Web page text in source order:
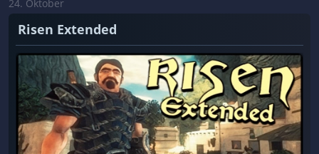
24. Oktober
Risen Extended